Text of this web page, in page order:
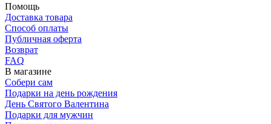
Помощь
Доставка товара
Способ оплаты
Публичная оферта
Возврат
FAQ
В магазине
Собери сам
Подарки на день рождения
День Святого Валентина
Подарки для мужчин